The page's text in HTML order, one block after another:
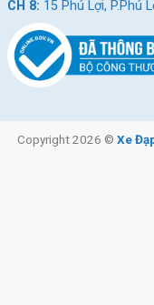
CH 8: 15 Phú Lợi, P.Phú
Copyright 2026 © Xe